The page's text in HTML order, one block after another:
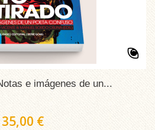
e imágenes de un...
35,00 €